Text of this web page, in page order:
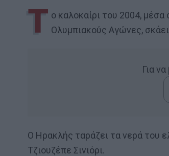
Τ ο καλοκαίρι του 2004, μέσα
Ολυμπιακούς Αγώνες,
Για
Ο Ηρακλής ταράζει τα νερά του
Τζιουζέπε Σινιόρι.